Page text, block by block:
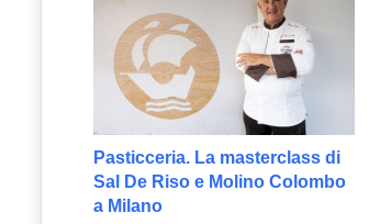
Pasticceria. La masterclass di
Sal De Riso e Molino Colombo
a Milano